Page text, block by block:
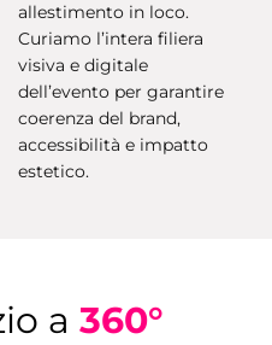
allestimento in loco.
Curiamo l’intera filiera
visiva e digitale
dell’evento per garantire
coerenza del brand,
accessibilità e impatto
estetico.
a 360°